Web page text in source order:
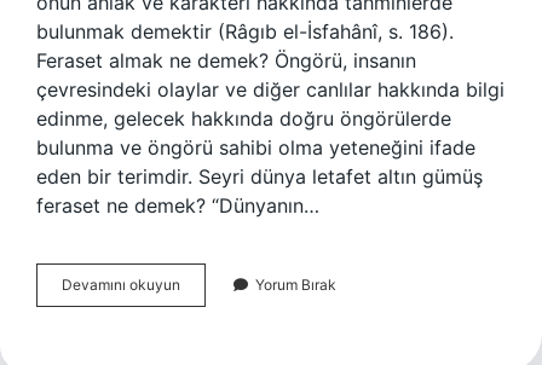
bulunmak demektir (Râgıb el-İsfahânî, s. 186).
Feraset almak ne demek? Öngörü, insanın
çevresindeki olaylar ve diğer canlılar hakkında bilgi
edinme, gelecek hakkında doğru öngörülerde
bulunma ve öngörü sahibi olma yeteneğini ifade
eden bir terimdir. Seyri dünya letafet altın gümüş
feraset ne demek? “Dünyanın…
Devamını okuyun Ferasetli
Ne
Yorum Bırak